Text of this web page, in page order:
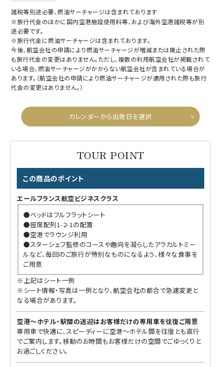
諸税等別途必要、燃油サーチャージは含まれております
※旅行代金のほかに国内空港施設使用料等、および海外空港諸税等が別
途必要です。
※旅行代金に燃油サーチャージは含まれております。
今後、航空会社の申請により燃油サーチャージが増減または廃止された際
も旅行代金の変更はありません。ただし、複数の利用航空会社が掲載されて
いる場合、燃油サーチャージがかからない航空会社が含まれている場合が
あります。（航空会社の申請により燃油サーチャージが適用された際も旅行
代金の変更はありません。）
カレンダーから出発日を選択
この商品のポイント
エールフランス航空ビジネスクラス
●ベッドはフルフラットシート
●座席配列1-2-1の配置
●空港でラウンジ利用
●スターシェフ監修のコースや趣向を凝らしたアラカルトミー
ルなど、毎回のご旅行が特別なものになるよう、様々な食事を
ご用意
※上記はシート一例
※シート情報・写真は一例となり、航空会社の都合で急遽変更と
なる場合があります。
空港～ホテル・駅間の送迎はお客様だけの専用車を往復ご用意
専用車で快適に、スピーディーに空港～ホテル間を往復とも直行
でご案内します。移動のお時間もお客様だけの空間でごゆっくりと
お過ごしください。